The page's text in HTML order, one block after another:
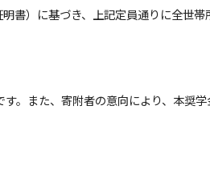
）に基づき、上記定員通りに全世帯
。また、寄附者の意向により、本奨